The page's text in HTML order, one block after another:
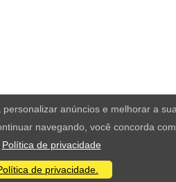
personalizar anúncios e melhorar a
navegando, você concorda
Política de privacidade
de privacidade.